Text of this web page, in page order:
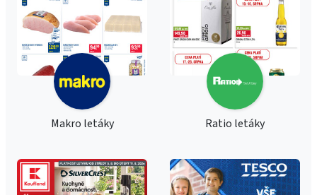
Makro letáky Ratio letáky